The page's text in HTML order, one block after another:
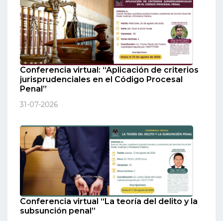
Conferencia virtual: “Aplicación de criterios
jurisprudenciales en el Código Procesal
Penal”
31-07-2026
Conferencia virtual “La teoría del delito y la
subsunción penal”